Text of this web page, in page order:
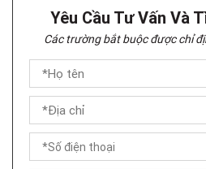
Yêu Cầu Tư Vấn Và
Các trường bắt buộc được chỉ